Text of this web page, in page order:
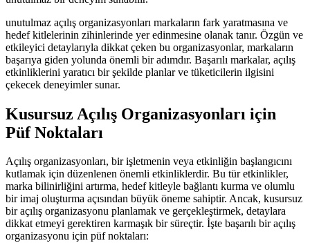
unutulmaz açılış organizasyonları markaların fark yaratmasına ve
hedef kitlelerinin zihinlerinde yer edinmesine olanak tanır. Özgün ve
etkileyici detaylarıyla dikkat çeken bu organizasyonlar, markaların
başarıya giden yolunda önemli bir adımdır. Başarılı markalar, açılış
etkinliklerini yaratıcı bir şekilde planlar ve tüketicilerin ilgisini
çekecek deneyimler sunar.
Kusursuz Açılış Organizasyonları için
Püf Noktaları
Açılış organizasyonları, bir işletmenin veya etkinliğin başlangıcını
kutlamak için düzenlenen önemli etkinliklerdir. Bu tür etkinlikler,
marka bilinirliğini artırma, hedef kitleyle bağlantı kurma ve olumlu
bir imaj oluşturma açısından büyük öneme sahiptir. Ancak, kusursuz
bir açılış organizasyonu planlamak ve gerçekleştirmek, detaylara
dikkat etmeyi gerektiren karmaşık bir süreçtir. İşte başarılı bir açılış
organizasyonu için püf noktaları: